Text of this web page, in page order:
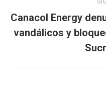
Canacol Energy
vandálicos y